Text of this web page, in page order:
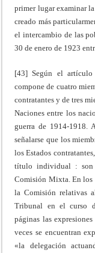
primer lugar examinar
creado más
el intercambio de las
30 de enero de 1923
[43] Según el
compone de cuatro
contratantes y de tres
Naciones entre los
guerra de 1914-1918.
señalarse que los
los Estados
título individual : son
Comisión Mixta. En los
la Comisión relativas
Tribunal en el curso
páginas las
veces se encuentran
«la delegación